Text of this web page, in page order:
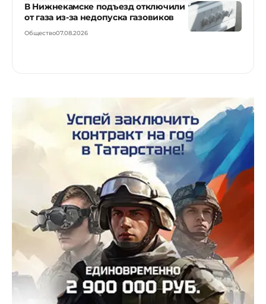
В Нижнекамске подъезд отключили
от газа из-за недопуска газовиков
Общество07.08.2026